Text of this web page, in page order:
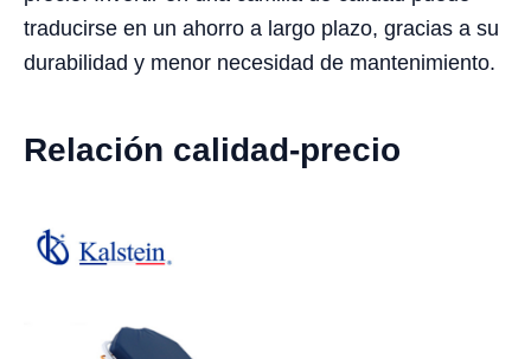
traducirse en un ahorro a largo plazo, gracias a su
durabilidad y menor necesidad de mantenimiento.
Relación calidad-precio